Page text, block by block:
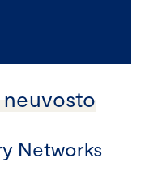
Networks